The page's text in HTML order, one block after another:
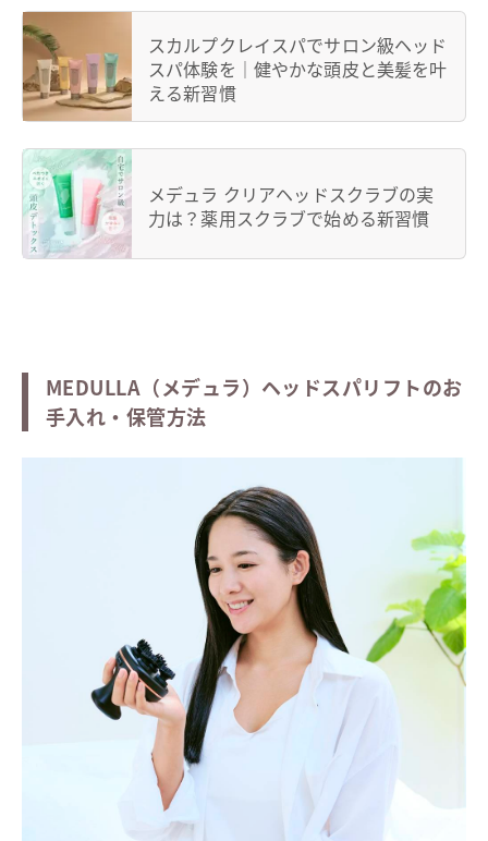
スカルプクレイスパでサロン級ヘッド
スパ体験を｜健やかな頭皮と美髪を叶
える新習慣
メデュラ クリアヘッドスクラブの実
力は？薬用スクラブで始める新習慣
MEDULLA（メデュラ）ヘッドスパリフトのお
手入れ・保管方法